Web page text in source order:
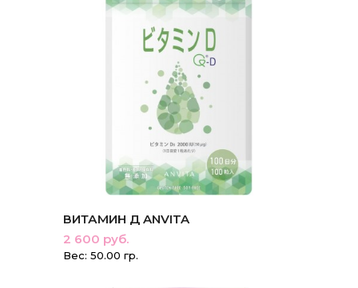
ВИТАМИН Д ANVITA
2 600 руб.
Вес: 50.00 гр.